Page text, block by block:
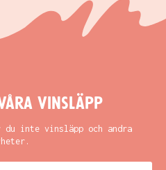
vinsläpp
du inte vinsläpp och andra